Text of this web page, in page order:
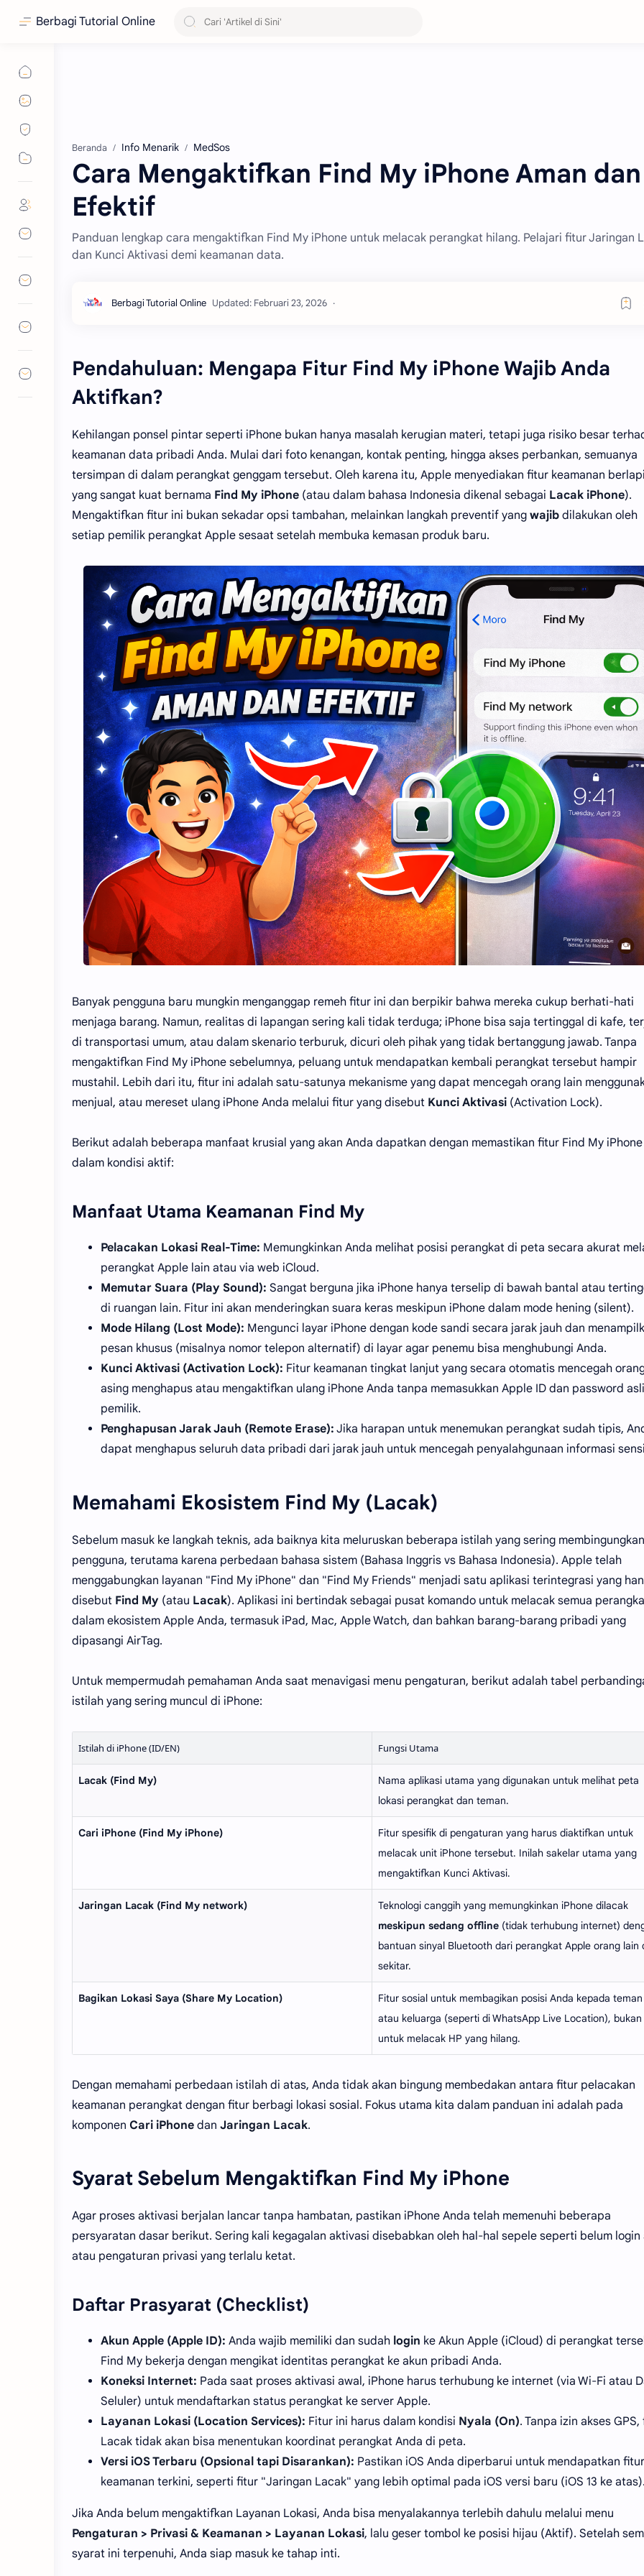
Berbagi Tutorial Online
Beranda Info Menarik MedSos
Cara Mengaktifkan Find My iPhone Aman dan
Efektif
Panduan lengkap cara mengaktifkan Find My iPhone untuk melacak perangkat hilang. Pelajari fitur Jaringan
dan Kunci Aktivasi demi keamanan data.
Pendahuluan: Mengapa Fitur Find My iPhone Wajib Anda
Aktifkan?
Kehilangan ponsel pintar seperti iPhone bukan hanya masalah kerugian materi, tetapi juga risiko besar
keamanan data pribadi Anda. Mulai dari foto kenangan, kontak penting, hingga akses perbankan, semuanya
tersimpan di dalam perangkat genggam tersebut. Oleh karena itu, Apple menyediakan fitur keamanan
yang sangat kuat bernama Find My iPhone (atau dalam bahasa Indonesia dikenal sebagai Lacak iPhone).
Mengaktifkan fitur ini bukan sekadar opsi tambahan, melainkan langkah preventif yang wajib dilakukan oleh
setiap pemilik perangkat Apple sesaat setelah membuka kemasan produk baru.
Banyak pengguna baru mungkin menganggap remeh fitur ini dan berpikir bahwa mereka cukup berhati-hati
menjaga barang. Namun, realitas di lapangan sering kali tidak terduga; iPhone bisa saja tertinggal di kafe,
di transportasi umum, atau dalam skenario terburuk, dicuri oleh pihak yang tidak bertanggung jawab. Tanpa
mengaktifkan Find My iPhone sebelumnya, peluang untuk mendapatkan kembali perangkat tersebut hampir
mustahil. Lebih dari itu, fitur ini adalah satu-satunya mekanisme yang dapat mencegah orang lain
menjual, atau mereset ulang iPhone Anda melalui fitur yang disebut Kunci Aktivasi (Activation Lock).
Berikut adalah beberapa manfaat krusial yang akan Anda dapatkan dengan memastikan fitur Find My iPhone
dalam kondisi aktif:
Manfaat Utama Keamanan Find My
Pelacakan Lokasi Real-Time: Memungkinkan Anda melihat posisi perangkat di peta secara akurat
perangkat Apple lain atau via web iCloud.
Memutar Suara (Play Sound): Sangat berguna jika iPhone hanya terselip di bawah bantal atau
di ruangan lain. Fitur ini akan menderingkan suara keras meskipun iPhone dalam mode hening (silent).
Mode Hilang (Lost Mode): Mengunci layar iPhone dengan kode sandi secara jarak jauh dan
pesan khusus (misalnya nomor telepon alternatif) di layar agar penemu bisa menghubungi Anda.
Kunci Aktivasi (Activation Lock): Fitur keamanan tingkat lanjut yang secara otomatis mencegah
asing menghapus atau mengaktifkan ulang iPhone Anda tanpa memasukkan Apple ID dan password asli
pemilik.
Penghapusan Jarak Jauh (Remote Erase): Jika harapan untuk menemukan perangkat sudah tipis,
dapat menghapus seluruh data pribadi dari jarak jauh untuk mencegah penyalahgunaan informasi
Memahami Ekosistem Find My (Lacak)
Sebelum masuk ke langkah teknis, ada baiknya kita meluruskan beberapa istilah yang sering membingungkan
pengguna, terutama karena perbedaan bahasa sistem (Bahasa Inggris vs Bahasa Indonesia). Apple telah
menggabungkan layanan "Find My iPhone" dan "Find My Friends" menjadi satu aplikasi terintegrasi yang
disebut Find My (atau Lacak). Aplikasi ini bertindak sebagai pusat komando untuk melacak semua
dalam ekosistem Apple Anda, termasuk iPad, Mac, Apple Watch, dan bahkan barang-barang pribadi yang
dipasangi AirTag.
Untuk mempermudah pemahaman Anda saat menavigasi menu pengaturan, berikut adalah tabel
istilah yang sering muncul di iPhone:
Istilah di iPhone (ID/EN) Fungsi Utama
Lacak (Find My)
Nama aplikasi utama yang digunakan untuk melihat peta
lokasi perangkat dan teman.
Cari iPhone (Find My iPhone)
Fitur spesifik di pengaturan yang harus diaktifkan untuk
melacak unit iPhone tersebut. Inilah sakelar utama yang
mengaktifkan Kunci Aktivasi.
Jaringan Lacak (Find My network)
Teknologi canggih yang memungkinkan iPhone dilacak
meskipun sedang offline (tidak terhubung internet)
bantuan sinyal Bluetooth dari perangkat Apple orang lain
sekitar.
Bagikan Lokasi Saya (Share My Location)
Fitur sosial untuk membagikan posisi Anda kepada teman
atau keluarga (seperti di WhatsApp Live Location), bukan
untuk melacak HP yang hilang.
Dengan memahami perbedaan istilah di atas, Anda tidak akan bingung membedakan antara fitur pelacakan
keamanan perangkat dengan fitur berbagi lokasi sosial. Fokus utama kita dalam panduan ini adalah pada
komponen Cari iPhone dan Jaringan Lacak.
Syarat Sebelum Mengaktifkan Find My iPhone
Agar proses aktivasi berjalan lancar tanpa hambatan, pastikan iPhone Anda telah memenuhi beberapa
persyaratan dasar berikut. Sering kali kegagalan aktivasi disebabkan oleh hal-hal sepele seperti belum login
atau pengaturan privasi yang terlalu ketat.
Daftar Prasyarat (Checklist)
Akun Apple (Apple ID): Anda wajib memiliki dan sudah login ke Akun Apple (iCloud) di perangkat
Find My bekerja dengan mengikat identitas perangkat ke akun pribadi Anda.
Koneksi Internet: Pada saat proses aktivasi awal, iPhone harus terhubung ke internet (via Wi-Fi atau
Seluler) untuk mendaftarkan status perangkat ke server Apple.
Layanan Lokasi (Location Services): Fitur ini harus dalam kondisi Nyala (On). Tanpa izin akses
Lacak tidak akan bisa menentukan koordinat perangkat Anda di peta.
Versi iOS Terbaru (Opsional tapi Disarankan): Pastikan iOS Anda diperbarui untuk mendapatkan fitur
keamanan terkini, seperti fitur "Jaringan Lacak" yang lebih optimal pada iOS versi baru (iOS 13 ke atas).
Jika Anda belum mengaktifkan Layanan Lokasi, Anda bisa menyalakannya terlebih dahulu melalui menu
Pengaturan > Privasi & Keamanan > Layanan Lokasi, lalu geser tombol ke posisi hijau (Aktif). Setelah
syarat ini terpenuhi, Anda siap masuk ke tahap inti.